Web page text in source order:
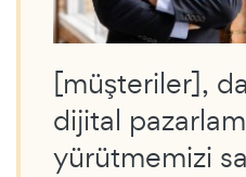
[müşteriler],
dijital
yürütmemizi